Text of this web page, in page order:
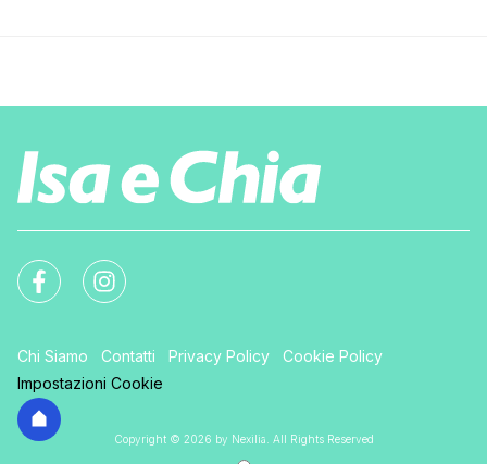
Chi Siamo Contatti Privacy Policy
Cookie Policy
Impostazioni Cookie
Copyright © 2026 by Nexilia. All Rights Reserved